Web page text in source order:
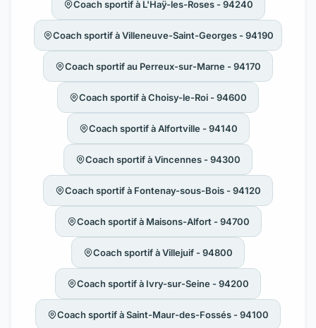
Coach sportif à L'Haÿ-les-Roses - 94240
Coach sportif à Villeneuve-Saint-Georges - 94190
Coach sportif au Perreux-sur-Marne - 94170
Coach sportif à Choisy-le-Roi - 94600
Coach sportif à Alfortville - 94140
Coach sportif à Vincennes - 94300
Coach sportif à Fontenay-sous-Bois - 94120
Coach sportif à Maisons-Alfort - 94700
Coach sportif à Villejuif - 94800
Coach sportif à Ivry-sur-Seine - 94200
Coach sportif à Saint-Maur-des-Fossés - 94100